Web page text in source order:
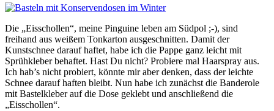
Die „Eisschollen“, meine Pinguine leben am Südpol ;-), sind
freihand aus weißem Tonkarton ausgeschnitten. Damit der
Kunstschnee darauf haftet, habe ich die Pappe ganz leicht mit
Sprühkleber behaftet. Hast Du nicht? Probiere mal Haarspray aus.
Ich hab’s nicht probiert, könnte mir aber denken, dass der leichte
Schnee darauf haften bleibt. Nun habe ich zunächst die Banderole
mit Bastelkleber auf die Dose geklebt und anschließend die
„Eisschollen“.